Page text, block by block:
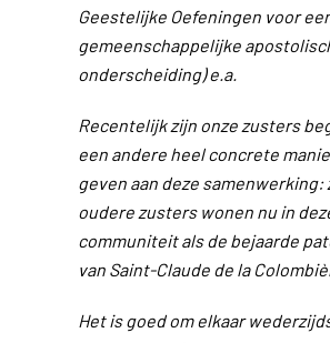
Geestelijke Oefeningen voor
gemeenschappelijke
onderscheiding) e.a.
Recentelijk zijn onze zusters
een andere heel concrete
geven aan deze samenwerking:
oudere zusters wonen nu in
communiteit als de bejaarde
van Saint-Claude de la
Het is goed om elkaar